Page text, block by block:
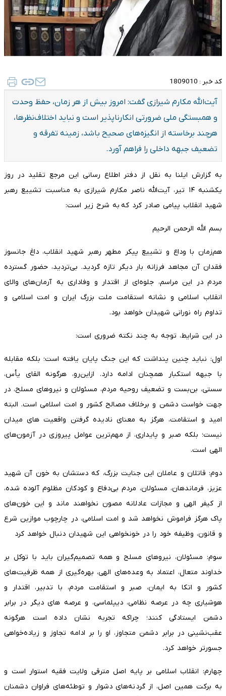
کد خبر : 1809010
آیت‌الله مکارم شیرازی گفت: امروز بیش از هر زمان، حفظ وحدت
و همبستگی ملی ضرورتی انکارناپذیر است و نباید اختلاف‌نظرها،
هرچند برخاسته از انگیزه‌های صحیح باشد، زمینه تفرقه و
تضعیف جبهه داخلی را فراهم آورد.
به گزارش ایلنا به نقل از دفتر اطلاع رسانی این مرجع تقلید در روز
یکشنبه ۱۴ تیر، آیت‌الله ناصر مکارم شیرازی به مناسبت تشییع رهبر
شهید انقلاب پیامی صادر کرد که به شرح زیر است:
بسم الله الرحمن الرحیم
هم‌زمان با وداع و تشییع پیکر مطهر رهبر شهید انقلاب، داغ جانسوز
فقدان آن مجاهد فرزانه بار دیگر تازه گردید. بی‌تردید، حضور گسترده
مردم در این مراسم، جلوه‌ای از اقتدار و وفاداری به آرمان‌های والای
انقلاب اسلامی و نشانه استقامت ملت بزرگ ایران و امت اسلامی و
تداوم راه نورانی شهیدان خواهد بود.
در این شرایط، توجه به چند نکته ضروری است:
اول: نباید چنین پنداشت که این جنگ پایان یافته است؛ بلکه مقابله
با جبهه استکبار همچنان ادامه دارد. ازاین‌رو، هرگونه القای یأس،
سستی، بن‌بست و تضعیف روحیه مردم، مسئولان و نیروهای مسلح، در
جهت خواست دشمن و برخلاف مصالح کشور و امت اسلامی است. البته
امید و استقامت، هرگز به معنای نادیده گرفتن واقعیت های میدان
نیست؛ بلکه صبر و پایداری، از مهم‌ترین عوامل پیروزی در آزمون‌های
الهی است.
دوم: قاتلان و عاملان این جنایت بزرگ، که دستشان به خون آن شهید
عزیز، فرماندهان، مسئولان، مردم بی‌دفاع و کودکان مظلوم آلوده شده،
از کیفر الهی و مجازات عادلانه مصون نخواهند ماند و این خون‌های
پاک هرگز فراموش نخواهد شد و امت اسلامی، در چارچوب موازین شرع
و قانون، وظیفه خود را در خونخواهی این شهیدان دنبال خواهد کرد
سوم: مسئولان، نیروهای مسلح و همه تصمیم‌گیران باید با توکل بر
خداوند متعال، اعتماد به وعده‌های الهی، بهره‌گیری از همه ظرفیت‌های
کشور و اتکا به ایمان، صبر و استقامت مردم، با تدبیر، اقتدار و
هوشیاری چه در عرصه نظامی، دیپلماسی، و عرصه های دیگر در برابر
دشمن ایستادگی کنند؛ چراکه تجربه نشان داده است هرگونه
عقب‌نشینی در برابر دشمن متجاوز، او را بر ادامه تجاوز و زیاده‌خواهی
جسورتر خواهد کرد.
چهارم: انقلاب اسلامی بر پایه اصل مترقی ولایت فقیه استوار است و
به برکت همین اصل، از گردنه‌های دشوار و توطئه‌های فراوان دشمنان